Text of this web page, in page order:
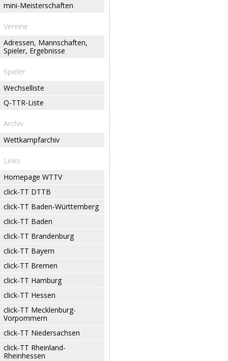
mini-Meisterschaften
Vereine
Adressen, Mannschaften,
Spieler, Ergebnisse
Spieler
Wechselliste
Q-TTR-Liste
Archiv
Wettkampfarchiv
Links
Homepage WTTV
click-TT DTTB
click-TT Baden-Württemberg
click-TT Baden
click-TT Brandenburg
click-TT Bayern
click-TT Bremen
click-TT Hamburg
click-TT Hessen
click-TT Mecklenburg-
Vorpommern
click-TT Niedersachsen
click-TT Rheinland-
Rheinhessen